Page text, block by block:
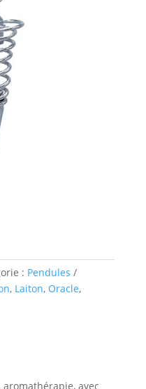
: Pendules
, Laiton, Oracle,
avec